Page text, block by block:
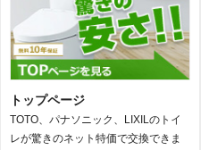
トップページ
TOTO、パナソニック、LIXILのトイ
レが驚きのネット特価で交換できま